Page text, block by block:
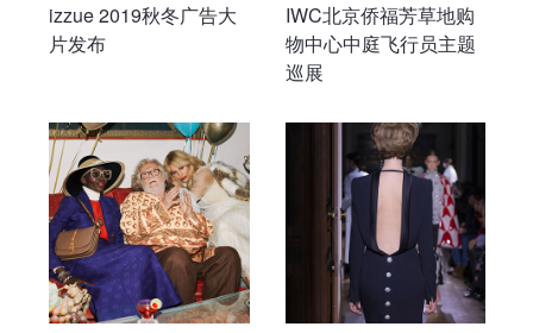
izzue 2019秋冬广告大
片发布
IWC北京侨福芳草地购
物中心中庭飞行员主题
巡展